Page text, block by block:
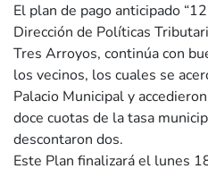
El plan de pago anticipado
Dirección de Políticas
Tres Arroyos, continúa con
los vecinos, los cuales se
Palacio Municipal y
doce cuotas de la tasa
descontaron dos.
Este Plan finalizará el lunes